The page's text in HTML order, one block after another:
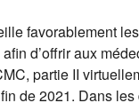
favorablement
d’offrir aux
partie II
de 2021. Dans